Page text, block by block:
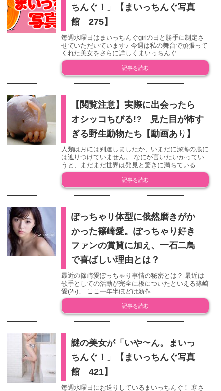
ちんぐ！」【まいっちんぐ写真
館 275】
毎週水曜日はまいっちんぐgirlの日と勝手に制定さ
せていただいています♪ 今週は私の舞台で頑張って
くれた美女をさらに詳しくまいっちんぐ...
記事を読む
【閲覧注意】実際に出会ったら
オシッコちびる!? 見た目が怖す
ぎる野生動物たち【動画あり】
人類は月には到達しましたが、いまだに深海の底に
は辿りつけていません。 なにが言いたいかってい
うと、まだまだ世界は発見と驚きに満ちている...
記事を読む
ぽっちゃり体型に俄然磨きがか
かった篠崎愛。ぽっちゃり好き
ファンの賞賛に加え、一石二鳥
で喜ばしい理由とは？
最近の篠崎愛ぽっちゃり事情の秘密とは？ 最近は
歌手としての活動が完全に板についたといえる篠崎
愛(25)。 ここ一年半ほどは新作...
記事を読む
謎の美女が「いや〜ん。まいっ
ちんぐ！」【まいっちんぐ写真
館 421】
毎週水曜日にお送りしているまいっちんぐ！ 寒さ